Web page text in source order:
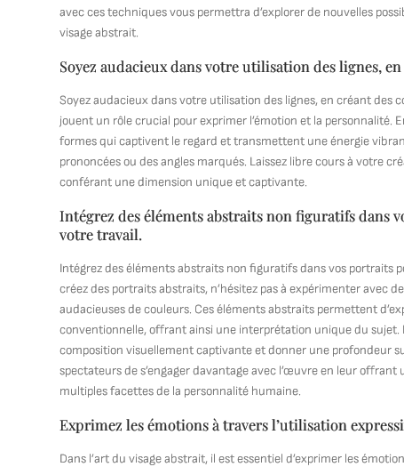
avec ces techniques vous permettra d’explorer de nouvelles
visage abstrait.
Soyez audacieux dans votre utilisation des lignes,
Soyez audacieux dans votre utilisation des lignes, en créant des
jouent un rôle crucial pour exprimer l’émotion et la personnalité.
formes qui captivent le regard et transmettent une énergie
prononcées ou des angles marqués. Laissez libre cours à votre
conférant une dimension unique et captivante.
Intégrez des éléments abstraits non figuratifs dans
votre travail.
Intégrez des éléments abstraits non figuratifs dans vos portraits
créez des portraits abstraits, n’hésitez pas à expérimenter avec
audacieuses de couleurs. Ces éléments abstraits permettent
conventionnelle, offrant ainsi une interprétation unique du
composition visuellement captivante et donner une profondeur
spectateurs de s’engager davantage avec l’œuvre en leur
multiples facettes de la personnalité humaine.
Exprimez les émotions à travers l’utilisation
Dans l’art du visage abstrait, il est essentiel d’exprimer les